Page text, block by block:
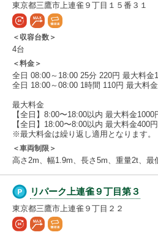
東京都三鷹市上連雀９丁目１５番３１
＜収容台数＞
4台
＜料金＞
全日 08:00～18:00 25分 220円 最大料金
全日 18:00～08:00 1時間 110円 最大料
最大料金
【全日】8:00〜18:00以内 最大料金1000
【全日】18:00〜8:00以内 最大料金400円
※最大料金は繰り返し適用となります。
＜車両制限＞
高さ2m、幅1.9m、長さ5m、重量2t、最
リパーク上連雀９丁目第３
東京都三鷹市上連雀９丁目２２